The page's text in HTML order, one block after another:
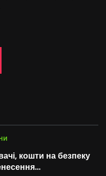
кошти на безпеку